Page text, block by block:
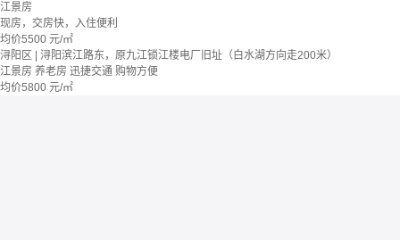
江景房
现房，交房快，入住便利
均价5500 元/㎡
浔阳区 | 浔阳滨江路东，原九江锁江楼电厂旧址（白水湖方向走200米）
江景房 养老房 迅捷交通 购物方便
均价5800 元/㎡